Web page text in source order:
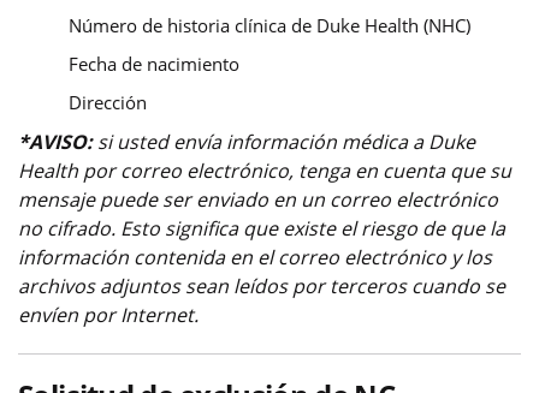
Número de historia clínica de Duke Health (NHC)
Fecha de nacimiento
Dirección
*AVISO:si usted envía información médica a Duke
Health por correo electrónico, tenga en cuenta que su
mensaje puede ser enviado en un correo electrónico
no cifrado. Esto significa que existe el riesgo de que la
información contenida en el correo electrónico y los
archivos adjuntos sean leídos por terceros cuando se
envíen por Internet.